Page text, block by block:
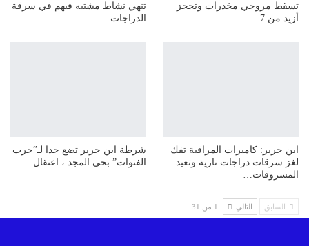
تسقط مروجي مخدرات وتحجز
أزيد من 7…
تنهي نشاط مشتبه فيهم في سرقة
الدراجات…
ابن جرير: كاميرات المراقبة تفك
لغز سرقات دراجات نارية وتعيد
المسروقات…
شرطة ابن جرير تضع حدا لـ”حرب
الفتوات” بحي المجد ، اعتقال…
السابق التالي 1 من 31